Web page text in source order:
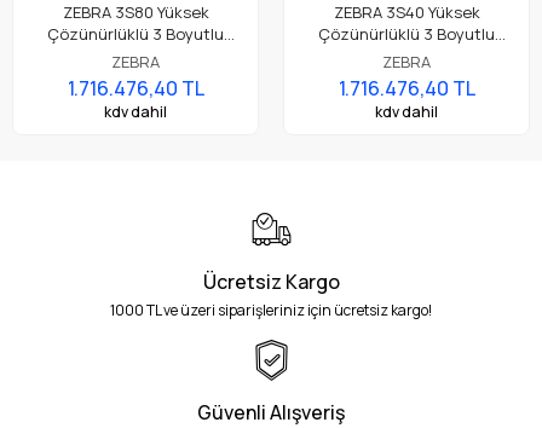
ZEBRA 3S80 Yüksek
Çözünürlüklü 3 Boyutlu
Sensör
ZEBRA
1.716.476,40 TL
kdv dahil
ZEBRA 3S40 Yüksek
Çözünürlüklü 3 Boyutlu
Sensör
ZEBRA
1.716.476,40 TL
kdv dahil
Ücretsiz Kargo
1000 TL ve üzeri siparişleriniz için ücretsiz kargo!
Güvenli Alışveriş